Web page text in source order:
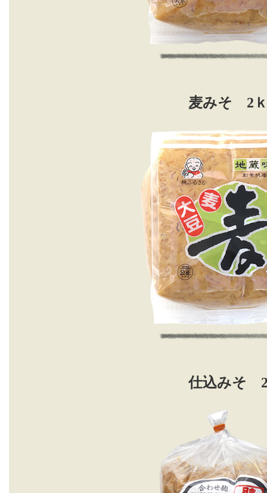
麦みそ 2
仕込みそ